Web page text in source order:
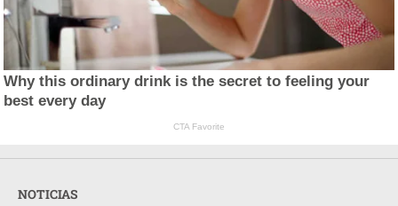
Why this ordinary drink is the secret to feeling your
best every day
CTA Favorite
NOTICIAS